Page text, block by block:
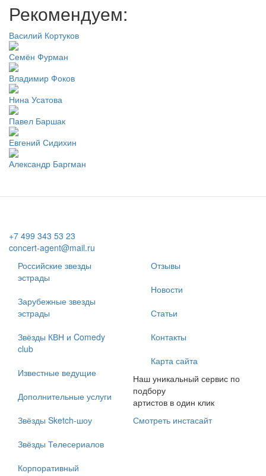
Рекомендуем:
Василий Кортуков
Семён Фурман
Владимир Фоков
Нина Усатова
Павел Баршак
Евгений Сидихин
Александр Баргман
+7 499 343 53 23
concert-agent@mail.ru
Российские звезды
эстрады
Зарубежные звезды
эстрады
Звёзды КВН и Comedy
club
Известные ведущие
Дополнительные услуги
Звёзды Sketch-шоу
Звёзды Телесериалов
Корпоративный
Отзывы
Новости
Статьи
Контакты
Карта сайта
Наш уникальный сервис по
подбору
артистов в один клик
Смотреть инстасайт